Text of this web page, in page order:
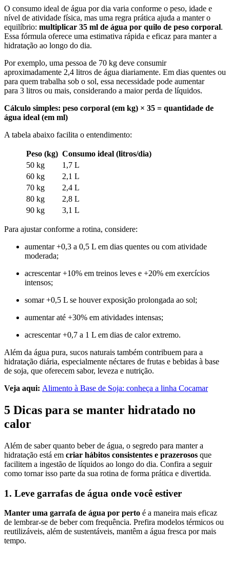
O consumo ideal de água por dia varia conforme o peso, idade e
nível de atividade física, mas uma regra prática ajuda a manter o
equilíbrio: multiplicar 35 ml de água por quilo de peso corporal.
Essa fórmula oferece uma estimativa rápida e eficaz para manter a
hidratação ao longo do dia.
Por exemplo, uma pessoa de 70 kg deve consumir
aproximadamente 2,4 litros de água diariamente. Em dias quentes ou
para quem trabalha sob o sol, essa necessidade pode aumentar
para 3 litros ou mais, considerando a maior perda de líquidos.
Cálculo simples: peso corporal (em kg) × 35 = quantidade de
água ideal (em ml)
A tabela abaixo facilita o entendimento:
Peso (kg) Consumo ideal (litros/dia)
50 kg
1,7 L
60 kg
2,1 L
70 kg
2,4 L
80 kg
2,8 L
90 kg
3,1 L
Para ajustar conforme a rotina, considere:
aumentar +0,3 a 0,5 L em dias quentes ou com atividade
moderada;
acrescentar +10% em treinos leves e +20% em exercícios
intensos;
somar +0,5 L se houver exposição prolongada ao sol;
aumentar até +30% em atividades intensas;
acrescentar +0,7 a 1 L em dias de calor extremo.
Além da água pura, sucos naturais também contribuem para a
hidratação diária, especialmente néctares de frutas e bebidas à base
de soja, que oferecem sabor, leveza e nutrição.
Veja aqui: Alimento à Base de Soja: conheça a linha Cocamar
5 Dicas para se manter hidratado no
calor
Além de saber quanto beber de água, o segredo para manter a
hidratação está em criar hábitos consistentes e prazerosos que
facilitem a ingestão de líquidos ao longo do dia. Confira a seguir
como tornar isso parte da sua rotina de forma prática e divertida.
1. Leve garrafas de água onde você estiver
Manter uma garrafa de água por perto é a maneira mais eficaz
de lembrar-se de beber com frequência. Prefira modelos térmicos ou
reutilizáveis, além de sustentáveis, mantêm a água fresca por mais
tempo.